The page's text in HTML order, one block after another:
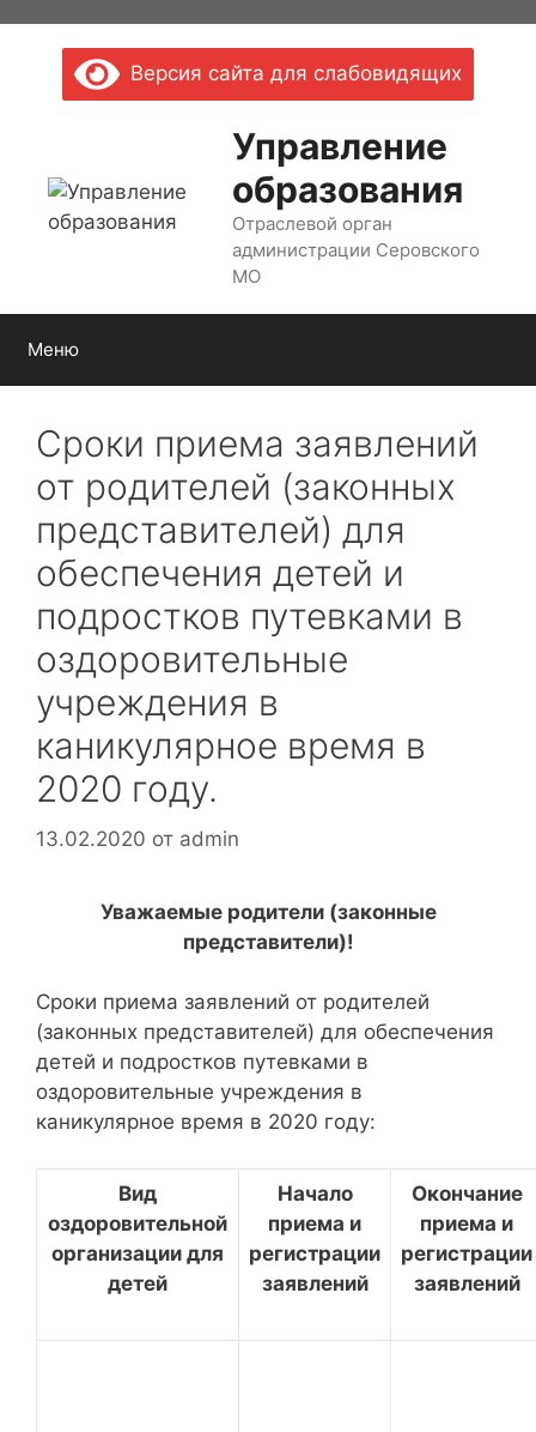
содержимомуВерсия сайта для слабовидящих
Управление
образования
Отраслевой орган
администрации Серовского
МО
Меню
Сроки приема заявлений
от родителей (законных
представителей) для
обеспечения детей и
подростков путевками в
оздоровительные
учреждения в
каникулярное время в
2020 году.
13.02.2020 от admin
Уважаемые родители (законные
представители)!
Сроки приема заявлений от родителей
(законных представителей) для обеспечения
детей и подростков путевками в
оздоровительные учреждения в
каникулярное время в 2020 году:
Вид
оздоровительной
организации для
детей
Начало
приема и
регистрации
заявлений
Окончание
приема и
регистрации
заявлений